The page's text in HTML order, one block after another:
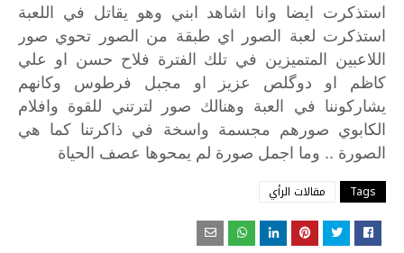
استذكرت
ايضا وانا اشاهد ابني وهو يقاتل في
اللعبة
استذكرت لعبة الصور اي طبقة من الصور تحوي صور
اللاعبين المتميزين في تلك الفترة فلاح حسن او علي
كاظم
او دوگلص عزيز او مجبل فرطوس
وكانهم
يشاركوننا في العبة وهنالك صور لترتني للقوة وافلام
الكابوي صورهم مجسمة واسخة في ذاكرتنا كما هي
الصورة .. وما اجمل صورة لم يمحوها عصف الحياة
Tags مقالات الرأي